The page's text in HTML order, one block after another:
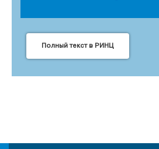
Полный текст в РИНЦ